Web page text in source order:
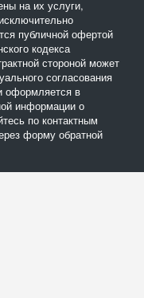
на их услуги,
публичной офертой
кодекса
стороной может
согласования
оформляется в
информации о
по контактным
форму обратной